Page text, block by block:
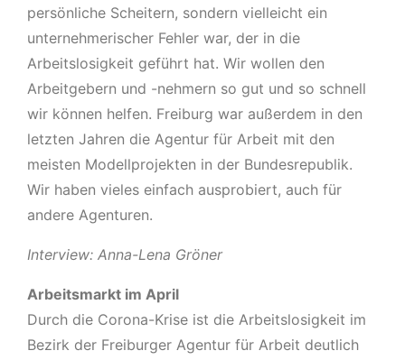
persönliche Scheitern, sondern vielleicht ein
unternehmerischer Fehler war, der in die
Arbeitslosigkeit geführt hat. Wir wollen den
Arbeitgebern und -nehmern so gut und so schnell
wir können helfen. Freiburg war außerdem in den
letzten Jahren die Agentur für Arbeit mit den
meisten Modellprojekten in der Bundesrepublik.
Wir haben vieles einfach ausprobiert, auch für
andere Agenturen.
Interview: Anna-Lena Gröner
Arbeitsmarkt im April
Durch die Corona-Krise ist die Arbeitslosigkeit im
Bezirk der Freiburger Agentur für Arbeit deutlich